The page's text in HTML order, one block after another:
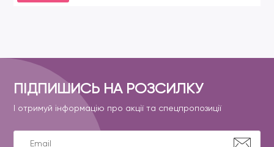
ПІДПИШИСЬ НА РОЗСИЛКУ
І отримуй інформацію про акції та спецпропозиції